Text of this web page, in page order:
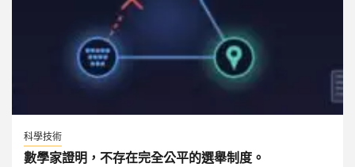
科學技術
數學家證明，不存在完全公平的選舉制度。